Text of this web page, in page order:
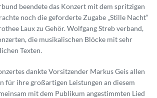
beendete das Konzert mit dem spritzigen
noch die geforderte Zugabe „Stille Nacht“
Laux zu Gehör. Wolfgang Streb verband,
die musikalischen Blöcke mit sehr
Texten.
dankte Vorsitzender Markus Geis allen
für ihre großartigen Leistungen an diesem
mit dem Publikum angestimmten Lied